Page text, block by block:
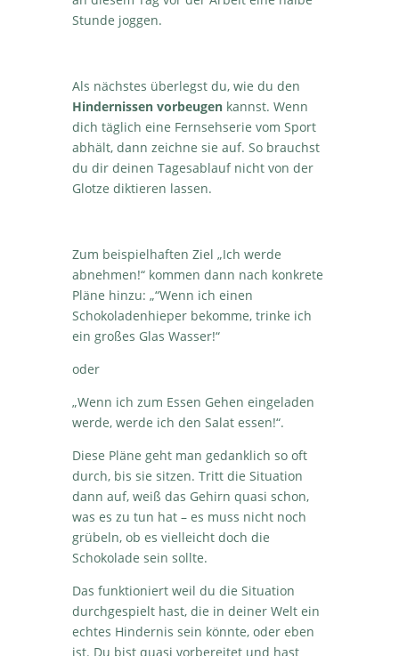
Stunde joggen.
Als nächstes überlegst du, wie du den
Hindernissen vorbeugenkannst. Wenn
dich täglich eine Fernsehserie vom Sport
abhält, dann zeichne sie auf. So brauchst
du dir deinen Tagesablauf nicht von der
Glotze diktieren lassen.
Zum beispielhaften Ziel „Ich werde
abnehmen!“ kommen dann nach konkrete
Pläne hinzu: „“Wenn ich einen
Schokoladenhieper bekomme, trinke ich
ein großes Glas Wasser!“
oder
„Wenn ich zum Essen Gehen eingeladen
werde, werde ich den Salat essen!“.
Diese Pläne geht man gedanklich so oft
durch, bis sie sitzen. Tritt die Situation
dann auf, weiß das Gehirn quasi schon,
was es zu tun hat – es muss nicht noch
grübeln, ob es vielleicht doch die
Schokolade sein sollte.
Das funktioniert weil du die Situation
durchgespielt hast, die in deiner Welt ein
echtes Hindernis sein könnte, oder eben
ist. Du bist quasi vorbereitet und hast